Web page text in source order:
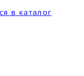
в каталог